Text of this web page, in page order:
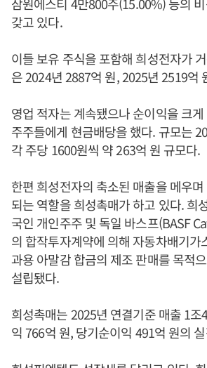
갖고 있다.
이들 보유 주식을 포함해 희성전자가
은 2024년 2887억 원, 2025년 2519억
영업 적자는 계속됐으나 순이익을 크
주주들에게 현금배당을 했다. 규모는
각 주당 1600원씩 약 263억 원 규모다.
한편 희성전자의 축소된 매출을 메우
되는 역할을 희성촉매가 하고 있다. 희
국인 개인주주 및 독일 바스프(BASF
의 합작투자계약에 의해 자동차배기가
과용 아말감 합금의 제조 판매를 목적
설립됐다.
희성촉매는 2025년 연결기준 매출 1조
익 766억 원, 당기순이익 491억 원의